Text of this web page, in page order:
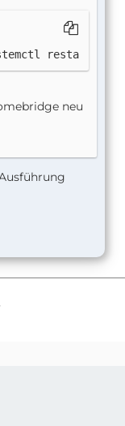
restart
neu